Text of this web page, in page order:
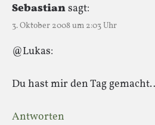
Sebastiansagt:
3. Oktober 2008 um 2:03 Uhr
@Lukas:
Du hast mir den Tag
Antworten